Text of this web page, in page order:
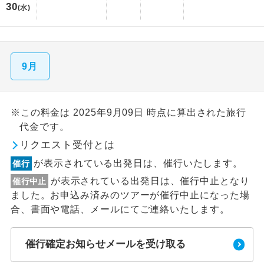
30(水)
9月
※この料金は 2025年9月09日 時点に算出された旅行
代金です。
リクエスト受付とは
催行 が表示されている出発日は、催行いたします。
催行中止
が表示されている出発日は、催行中止となり
ました。お申込み済みのツアーが催行中止になった場
合、書面や電話、メールにてご連絡いたします。
催行確定お知らせメールを受け取る